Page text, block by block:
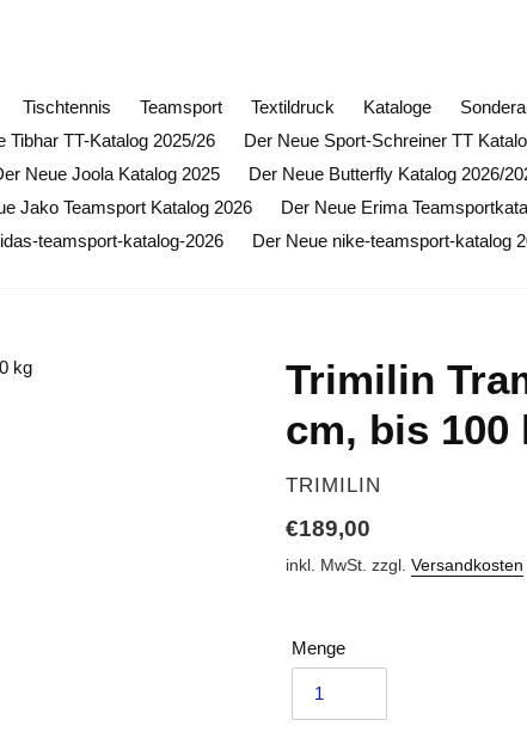
Tischtennis Teamsport Textildruck Kataloge
Tibhar TT-Katalog 2025/26
Der Neue Sport-Schreiner TT
Neue Joola Katalog 2025
Der Neue Butterfly Katalog 2026/
Jako Teamsport Katalog 2026
Der Neue Erima
teamsport-katalog-2026
Der Neue nike-teamsport-katalog
Trimilin
cm, bis 100
VERKÄUFER
TRIMILIN
Normaler
Preis
€189,00
inkl. MwSt. zzgl. Versandkosten
Menge